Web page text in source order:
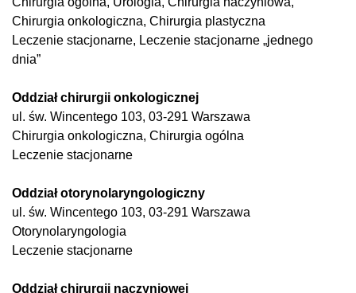
Chirurgia onkologiczna, Chirurgia plastyczna
Leczenie stacjonarne, Leczenie stacjonarne „jednego
dnia”
Oddział chirurgii onkologicznej
ul. św. Wincentego 103, 03-291 Warszawa
Chirurgia onkologiczna, Chirurgia ogólna
Leczenie stacjonarne
Oddział otorynolaryngologiczny
ul. św. Wincentego 103, 03-291 Warszawa
Otorynolaryngologia
Leczenie stacjonarne
Oddział chirurgii naczyniowej